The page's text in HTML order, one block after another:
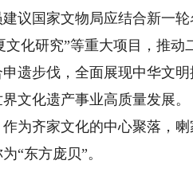
国家文物局应结合新一轮
文化研究”等重大项目，推
遗步伐，全面展现中华文
文化遗产事业高质量发展。
齐家文化的中心聚落，喇
“东方庞贝”。